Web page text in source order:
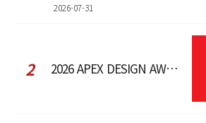
2026-07-31
2 2026 APEX DESIGN AWARDS